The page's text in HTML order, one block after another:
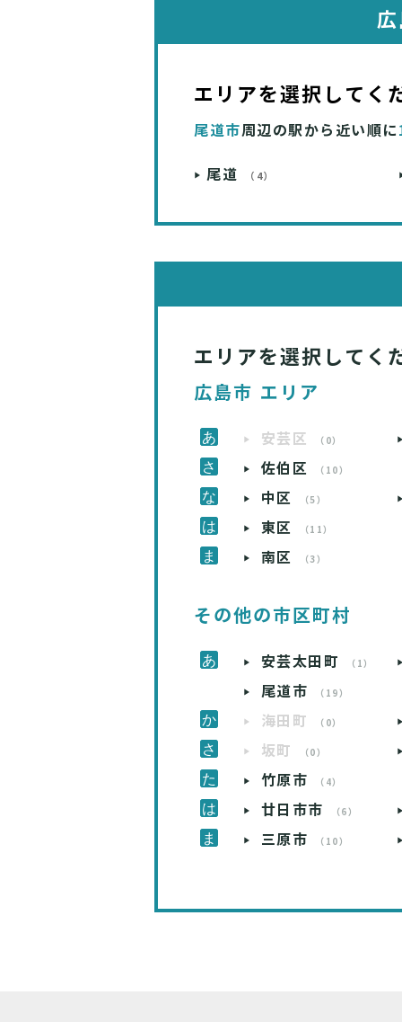
エリアを選択してく
尾道市周辺の駅から近い順に
尾道 （4）
エリアを選択してく
広島市 エリア
安芸区 （0）
佐伯区 （10）
中区 （5）
東区 （11）
南区 （3）
その他の市区町村
安芸太田町 （1）
尾道市 （19）
海田町 （0）
坂町 （0）
竹原市 （4）
廿日市市 （6）
三原市 （10）